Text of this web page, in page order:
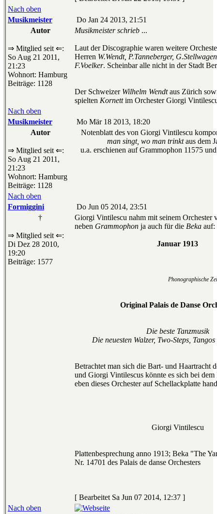
Nach oben
Musikmeister
Do Jan 24 2013, 21:51
Autor
⇒ Mitglied seit ⇐:
So Aug 21 2011,
21:23
Wohnort: Hamburg
Beiträge: 1128
Musikmeister schrieb ...
Laut der Discographie waren weitere
Herren W.Wendt, P.Tanneberger,
F.Voelker. Scheinbar alle nicht in der Stadt
Der Schweizer Wilhelm Wendtaus Zürich
spielten Kornettim Orchester Giorgi
Nach oben
Musikmeister
Mo Mär 18 2013, 18:20
Autor
⇒ Mitglied seit ⇐:
So Aug 21 2011,
21:23
Wohnort: Hamburg
Beiträge: 1128
Notenblatt des von Giorgi Vintilescu
man singt, wo man trinktaus dem
u.a. erschienen auf Grammophon 11575
Nach oben
Formiggini
Do Jun 05 2014, 23:51
†
⇒ Mitglied seit ⇐:
Di Dez 28 2010,
19:20
Beiträge: 1577
Giorgi Vintilescu nahm mit seinem Orchester
neben Grammophon ja auch für die Beka auf:
Januar 1913
Phonographische
Original Palais de Danse
Die beste Tanzmusik
Die neuesten Walzer, Two-Steps,
Betrachtet man sich die Bart- und Haartracht
und Giorgi Vintilescus könnte es sich bei
eben dieses Orchester auf Schellackplatte
Giorgi Vintilescu
Plattenbesprechung anno 1913; Beka "The
Nr. 14701 des Palais de danse Orchesters
[ Bearbeitet Sa Jun 07 2014, 12:37 ]
Nach oben